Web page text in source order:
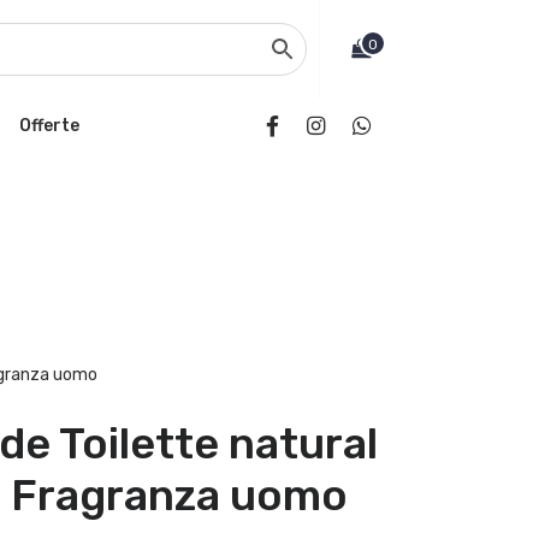
0
Offerte
uomo
Toilette natural
Fragranza uomo